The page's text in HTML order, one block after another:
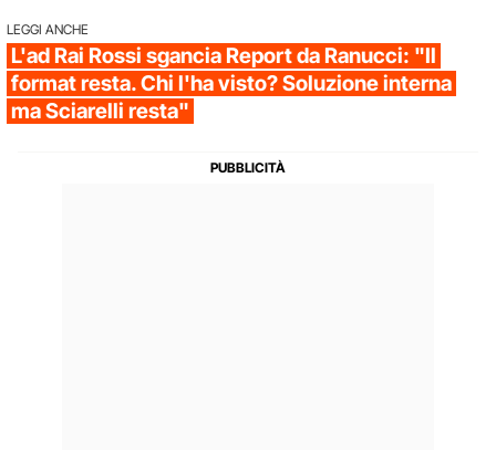
LEGGI ANCHE
L'ad Rai Rossi sgancia Report da Ranucci: "Il
format resta. Chi l'ha visto? Soluzione interna
ma Sciarelli resta"